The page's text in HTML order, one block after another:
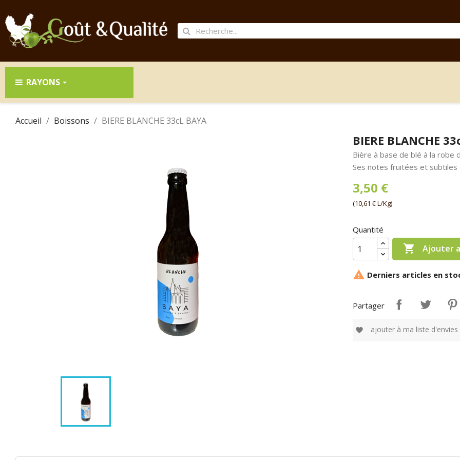
RAYONS
Accueil Boissons BIERE BLANCHE 33cL BAYA
BIERE BLANCHE
Bière à base de blé à la robe
Ses notes fruitées et subtiles
3,50 €
(10,61 € L/Kg)
Quantité
 Ajouter
 Derniers articles en
Partager
favorite ajouter à ma liste d'envies